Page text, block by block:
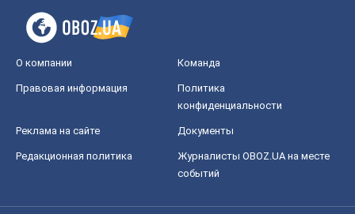
О компании Команда
Правовая информация
Политика
конфиденциальности
Реклама на сайте Документы
Редакционная политика
Журналисты OBOZ.UA на месте
событий